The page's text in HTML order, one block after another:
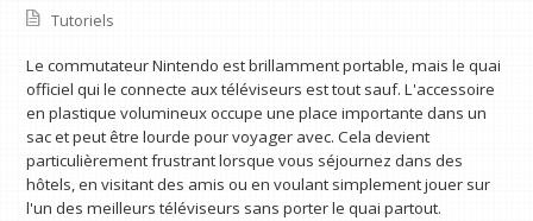
Tutoriels
Le commutateur Nintendo est brillamment portable, mais le quai
officiel qui le connecte aux téléviseurs est tout sauf. L'accessoire
en plastique volumineux occupe une place importante dans un
sac et peut être lourde pour voyager avec. Cela devient
particulièrement frustrant lorsque vous séjournez dans des
hôtels, en visitant des amis ou en voulant simplement jouer sur
l'un des meilleurs téléviseurs sans porter le quai partout.